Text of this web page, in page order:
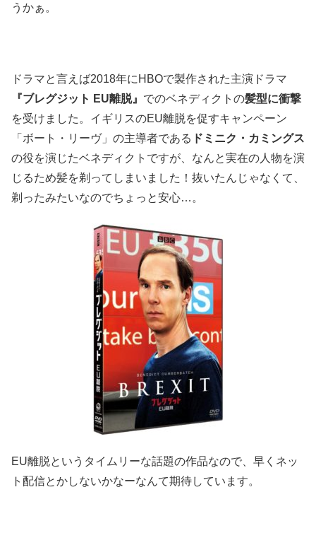
うかぁ。
ドラマと言えば2018年にHBOで製作された主演ドラマ
『ブレグジット EU離脱』 でのベネディクトの髪型に衝撃
を受けました。イギリスのEU離脱を促すキャンペーン
「ボート・リーヴ」の主導者である ドミニク・カミングス
の役を演じたベネディクトですが、なんと実在の人物を演
じるため髪を剃ってしまいました！抜いたんじゃなくて、
剃ったみたいなのでちょっと安心…。
EU離脱というタイムリーな話題の作品なので、早くネッ
ト配信とかしないかなーなんて期待しています。